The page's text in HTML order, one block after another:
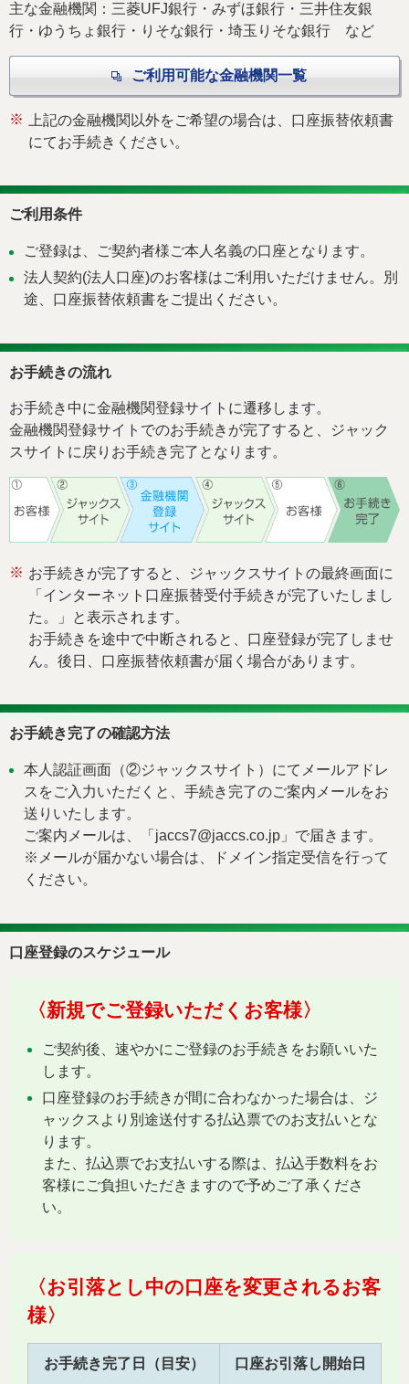
主な金融機関：三菱UFJ銀行・みずほ銀行・三井住友銀
行・ゆうちょ銀行・りそな銀行・埼玉りそな銀行 など
ご利用可能な金融機関一覧
※ 上記の金融機関以外をご希望の場合は、口座振替依頼書
にてお手続きください。
ご利用条件
ご登録は、ご契約者様ご本人名義の口座となります。
法人契約(法人口座)のお客様はご利用いただけません。別
途、口座振替依頼書をご提出ください。
お手続きの流れ
お手続き中に金融機関登録サイトに遷移します。
金融機関登録サイトでのお手続きが完了すると、ジャック
スサイトに戻りお手続き完了となります。
※ お手続きが完了すると、ジャックスサイトの最終画面に
「インターネット口座振替受付手続きが完了いたしまし
た。」と表示されます。
お手続きを途中で中断されると、口座登録が完了しませ
ん。後日、口座振替依頼書が届く場合があります。
お手続き完了の確認方法
本人認証画面（②ジャックスサイト）にてメールアドレ
スをご入力いただくと、手続き完了のご案内メールをお
送りいたします。
ご案内メールは、「jaccs7@jaccs.co.jp」で届きます。
※メールが届かない場合は、ドメイン指定受信を行って
ください。
口座登録のスケジュール
〈新規でご登録いただくお客様〉
ご契約後、速やかにご登録のお手続きをお願いいた
します。
口座登録のお手続きが間に合わなかった場合は、ジ
ャックスより別途送付する払込票でのお支払いとな
ります。
また、払込票でお支払いする際は、払込手数料をお
客様にご負担いただきますので予めご了承くださ
い。
〈お引落とし中の口座を変更されるお客
様〉
お手続き完了日（目安） 口座お引落し開始日